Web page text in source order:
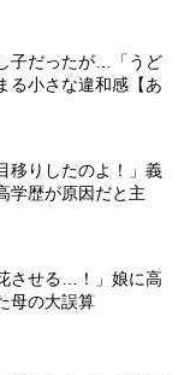
子だったが…「うど
る小さな違和感【あ
移りしたのよ！」義
学歴が原因だと主
させる…！」娘に高
母の大誤算